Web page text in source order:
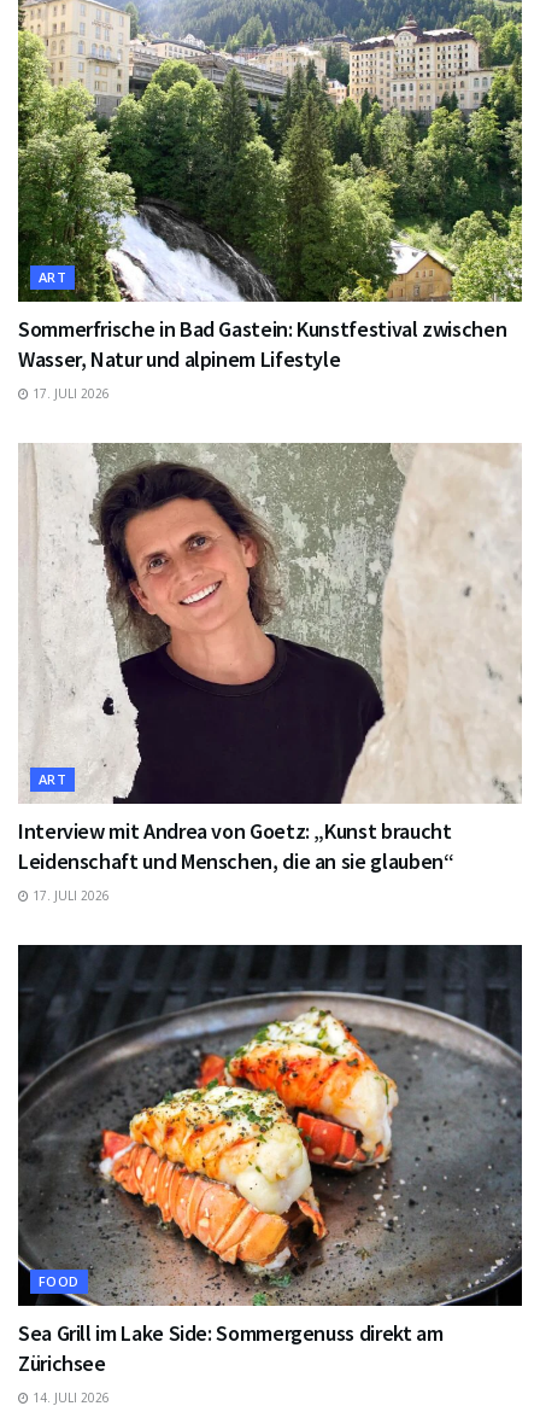
ART
Sommerfrische in Bad Gastein: Kunstfestival zwischen
Wasser, Natur und alpinem Lifestyle
17. JULI 2026
ART
Interview mit Andrea von Goetz: „Kunst braucht
Leidenschaft und Menschen, die an sie glauben“
17. JULI 2026
FOOD
Sea Grill im Lake Side: Sommergenuss direkt am
Zürichsee
14. JULI 2026